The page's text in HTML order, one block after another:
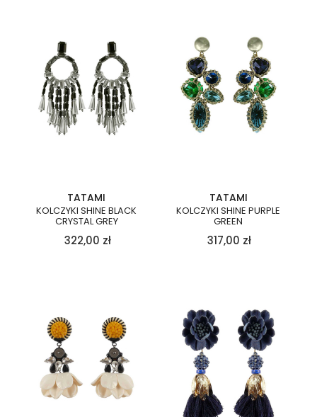
TATAMI
KOLCZYKI SHINE BLACK
CRYSTAL GREY
322,00 zł
TATAMI
KOLCZYKI SHINE PURPLE
GREEN
317,00 zł